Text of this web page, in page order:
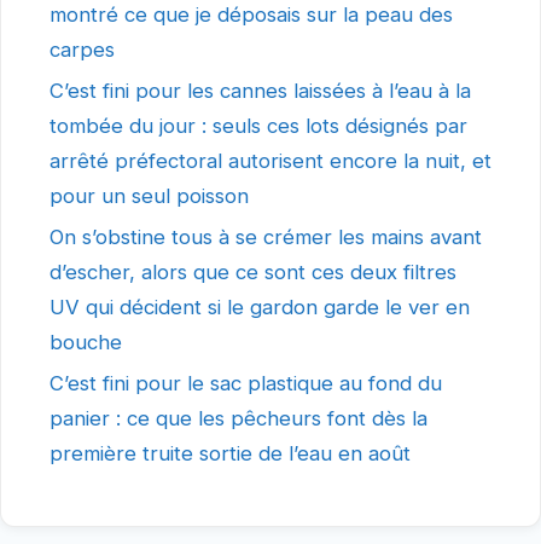
montré ce que je déposais sur la peau des
carpes
C’est fini pour les cannes laissées à l’eau à la
tombée du jour : seuls ces lots désignés par
arrêté préfectoral autorisent encore la nuit, et
pour un seul poisson
On s’obstine tous à se crémer les mains avant
d’escher, alors que ce sont ces deux filtres
UV qui décident si le gardon garde le ver en
bouche
C’est fini pour le sac plastique au fond du
panier : ce que les pêcheurs font dès la
première truite sortie de l’eau en août